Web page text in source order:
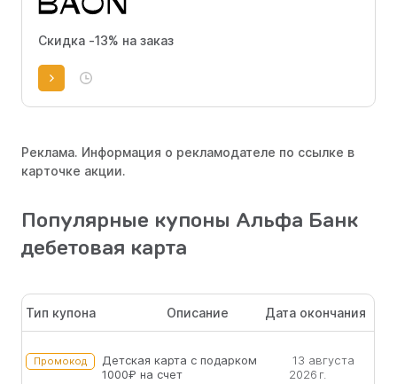
Скидка -13% на заказ
Реклама. Информация о рекламодателе по ссылке в
карточке акции.
Популярные купоны Альфа Банк
дебетовая карта
Тип купона Описание Дата окончания
Промокод
Детская карта с подарком
1000₽ на счет
13 августа
2026 г.